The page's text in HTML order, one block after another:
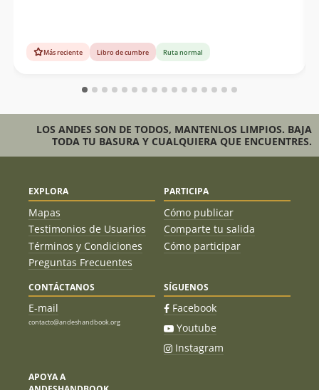
Más reciente Libro de cumbre Ruta normal
LOS ANDES SON DE TODOS, MANTENLOS LIMPIOS. BAJA
TODA TU BASURA Y CUALQUIERA QUE ENCUENTRES.
EXPLORA
Mapas
Testimonios de Usuarios
Términos y Condiciones
Preguntas Frecuentes
PARTICIPA
Cómo publicar
Comparte tu salida
Cómo participar
CONTÁCTANOS
E-mail
contacto@andeshandbook.org
SÍGUENOS
Facebook
Youtube
Instagram
APOYA A